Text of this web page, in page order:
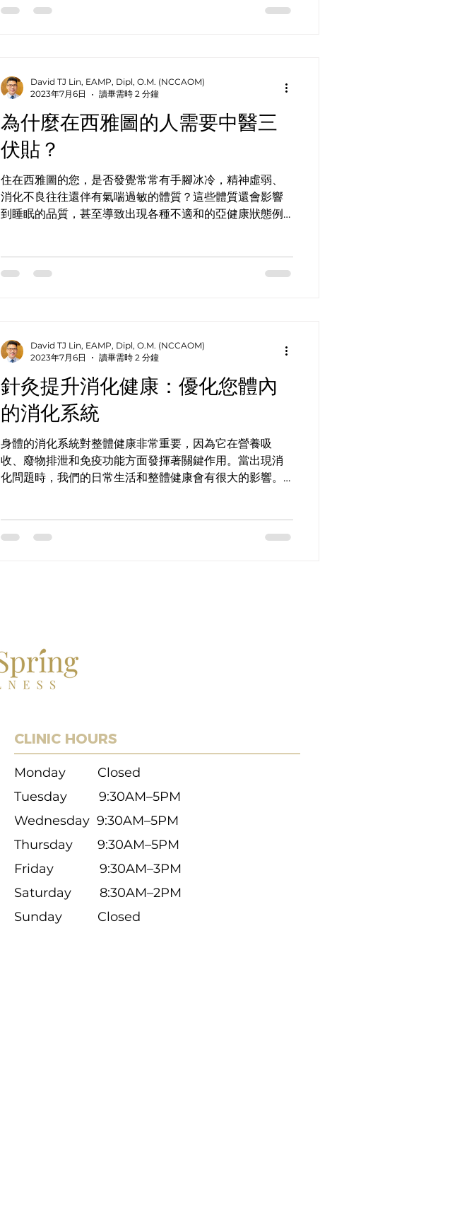
為什麼在西雅圖的人需要中醫三
伏貼？
住在西雅圖的您，是否發覺常常有手腳冰冷，精神虛弱、
消化不良往往還伴有氣喘過敏的體質？這些體質還會影響
到睡眠的品質，甚至導致出現各種不適和的亞健康狀態例
David TJ Lin, EAMP, Dipl, O.M. (NCCAOM)
2023年7月6日
讀畢需時 2 分鐘
針灸提升消化健康：優化您體內
的消化系統
身體的消化系統對整體健康非常重要，因為它在營養吸
收、廢物排泄和免疫功能方面發揮著關鍵作用。當出現消
化問題時，我們的日常生活和整體健康會有很大的影響。
David TJ Lin, EAMP, Dipl, O.M. (NCCAOM)
2023年7月6日
讀畢需時 2 分鐘
CLINIC HOURS
Monday Closed
Tuesday 9:30AM–5PM
Wednesday 9:30AM–5PM
Thursday 9:30AM–5PM
Friday 9:30AM–3PM
Saturday 8:30AM–2PM
Sunday Closed